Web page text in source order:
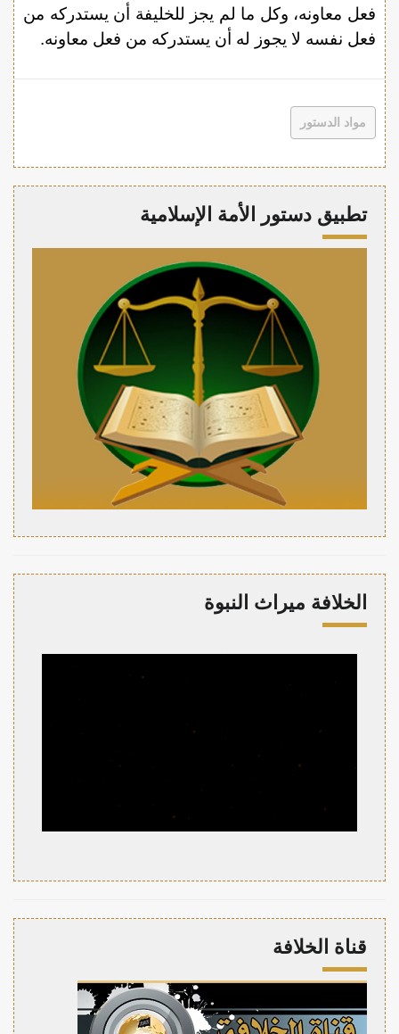
فعل معاونه، وكل ما لم يجز للخليفة أن يستدركه من
فعل نفسه لا يجوز له أن يستدركه من فعل معاونه.
مواد الدستور
تطبيق دستور الأمة الإسلامية
الخلافة ميراث النبوة
قناة الخلافة